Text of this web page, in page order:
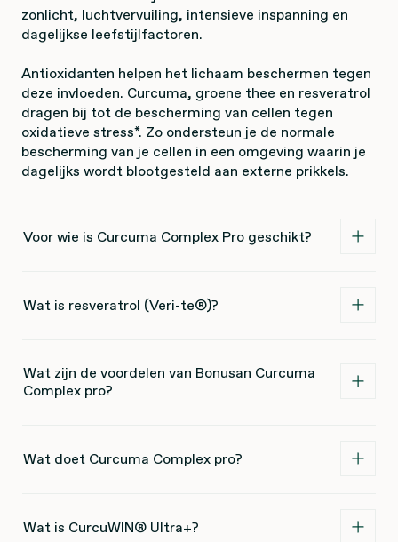
zonlicht, luchtvervuiling, intensieve inspanning en
dagelijkse leefstijlfactoren.
Antioxidanten helpen het lichaam beschermen tegen
deze invloeden. Curcuma, groene thee en resveratrol
dragen bij tot de bescherming van cellen tegen
oxidatieve stress*. Zo ondersteun je de normale
bescherming van je cellen in een omgeving waarin je
dagelijks wordt blootgesteld aan externe prikkels.
Voor wie is Curcuma Complex Pro geschikt?
Wat is resveratrol (Veri-te®)?
Wat zijn de voordelen van Bonusan Curcuma
Complex pro?
Wat doet Curcuma Complex pro?
Wat is CurcuWIN® Ultra+?